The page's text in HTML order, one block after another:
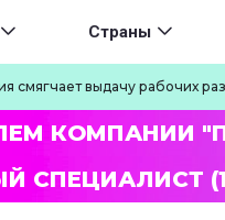
Страны
смягчает выдачу рабочих
КОМПАНИИ
СПЕЦИАЛИСТ